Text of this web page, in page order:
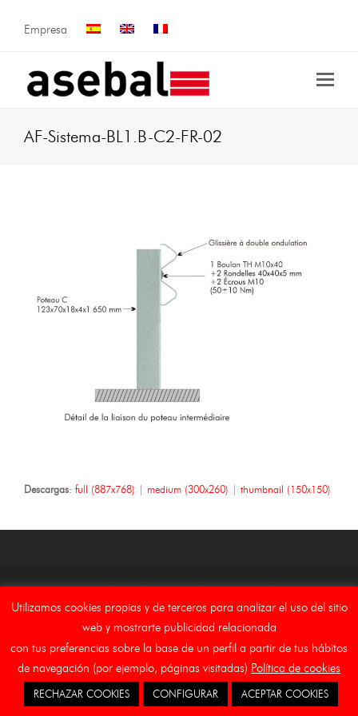
Empresa
AF-Sistema-BL1.B-C2-FR-02
Descargas: full (887x768) | medium (300x260) | thumbnail (150x150)
Copyright Asebal (Auxiliar de Señalizaciones y Balizamientos,
S.L.)
Utilizamos cookies propias y de terceros para analizar el uso del sitio
web y mostrarte publicidad relacionada
con tus preferencias sobre la base de un perfil a partir de tus hábitos
de navegación (por ejemplo, páginas visitadas) Política de cookies
RECHAZAR COOKIES CONFIGURAR ACEPTAR COOKIES